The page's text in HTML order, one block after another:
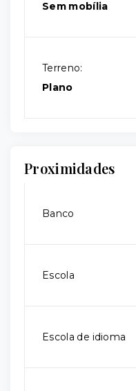
Sem mobília
Terreno:
Plano
Proximidades
Banco
Escola
Escola de idioma